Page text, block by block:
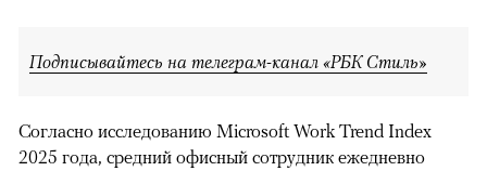
Подписывайтесь на телеграм-канал «РБК Стиль»
Согласно исследованию Microsoft Work Trend Index
2025 года, средний офисный сотрудник ежедневно